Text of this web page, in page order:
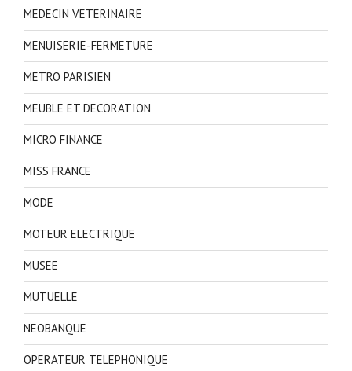
MEDECIN VETERINAIRE
MENUISERIE-FERMETURE
METRO PARISIEN
MEUBLE ET DECORATION
MICRO FINANCE
MISS FRANCE
MODE
MOTEUR ELECTRIQUE
MUSEE
MUTUELLE
NEOBANQUE
OPERATEUR TELEPHONIQUE